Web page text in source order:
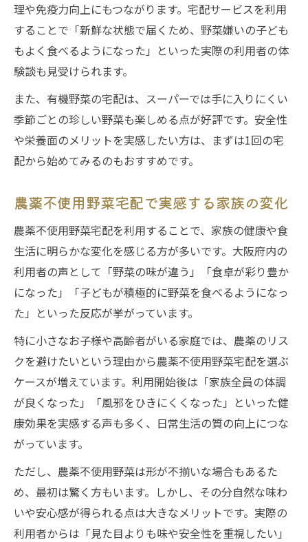
理や免疫力向上にもつながります。宅配サービスを利用
することで「新鮮な状態で届くため、野菜嫌いの子ども
もよく食べるようになった」といった実際の利用者の体
験談も見受けられます。
また、有機野菜の宅配は、スーパーでは手に入りにくい
季節ごとの珍しい野菜も楽しめる点が好評です。安全性
や栄養面のメリットを実感したい方は、まずは1回の宅
配から始めてみるのもおすすめです。
農薬不使用野菜宅配で実感する家族の変化
農薬不使用野菜宅配を利用することで、家族の健康や食
生活に明らかな変化を感じる方が多いです。大阪府内の
利用者の声として「野菜の味が違う」「食卓が彩り豊か
になった」「子どもが積極的に野菜を食べるようになっ
た」といった反応が挙がっています。
特に小さなお子様や高齢者がいる家庭では、農薬のリス
クを避けたいという理由から農薬不使用野菜宅配を選ぶ
ケースが増えています。利用開始後は「家族全員の体調
が良くなった」「風邪をひきにくくなった」といった健
康効果を実感する声も多く、日常生活の質の向上につな
がっています。
ただし、農薬不使用野菜は形が不揃いな場合もあるた
め、最初は驚く方もいます。しかし、その分自然な味わ
いや安心感が得られる点は大きなメリットです。実際の
利用者からは「見た目よりも味や安全性を重視したい」